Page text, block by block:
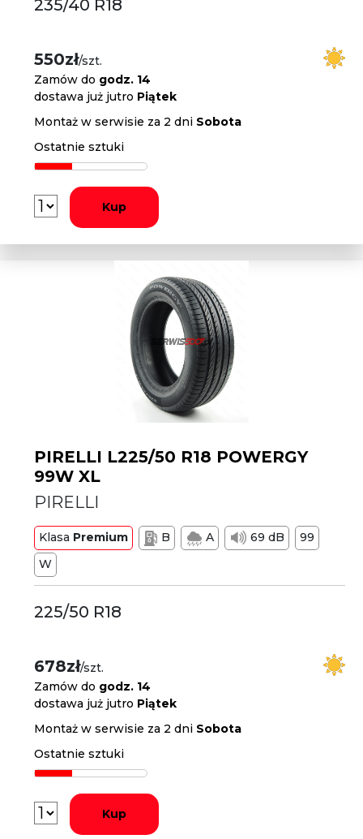
235/40 R18
550zł/szt.
Zamów do godz. 14
dostawa już jutro Piątek
Montaż w serwisie za 2 dni Sobota
Ostatnie sztuki
Kup
PIRELLI L225/50 R18 POWERGY
99W XL
PIRELLI
Klasa Premium B A 69 dB
99
W
225/50 R18
678zł/szt.
Zamów do godz. 14
dostawa już jutro Piątek
Montaż w serwisie za 2 dni Sobota
Ostatnie sztuki
Kup